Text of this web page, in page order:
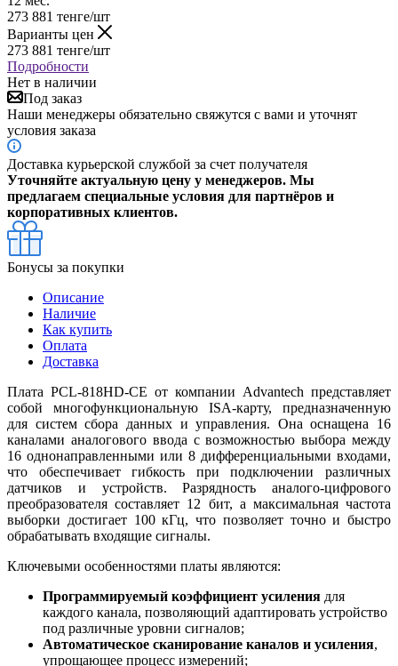
273 881 тенге/шт
Варианты цен
273 881 тенге/шт
Подробности
Нет в наличии
Под заказ
Наши менеджеры обязательно свяжутся с вами и уточнят
условия заказа
Доставка курьерской службой за счет получателя
Уточняйте актуальную цену у менеджеров. Мы
предлагаем специальные условия для партнёров и
корпоративных клиентов.
Бонусы за покупки
Описание
Наличие
Как купить
Оплата
Доставка
Плата PCL-818HD-CE от компании Advantech представляет
собой многофункциональную ISA-карту, предназначенную
для систем сбора данных и управления. Она оснащена 16
каналами аналогового ввода с возможностью выбора между
16 однонаправленными или 8 дифференциальными входами,
что обеспечивает гибкость при подключении различных
датчиков и устройств. Разрядность аналого-цифрового
преобразователя составляет 12 бит, а максимальная частота
выборки достигает 100 кГц, что позволяет точно и быстро
обрабатывать входящие сигналы.
Ключевыми особенностями платы являются:
Программируемый коэффициент усиления для
каждого канала, позволяющий адаптировать устройство
под различные уровни сигналов;
Автоматическое сканирование каналов и усиления,
упрощающее процесс измерений;